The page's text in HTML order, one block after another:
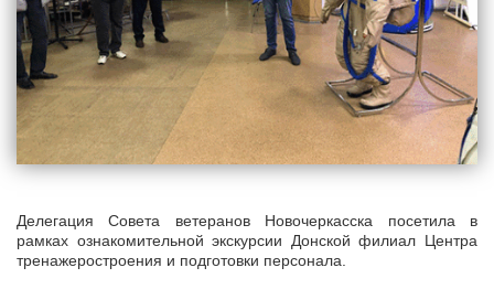
Делегация Совета ветеранов Новочеркасска посетила в
рамках ознакомительной экскурсии Донской филиал Центра
тренажеростроения и подготовки персонала.